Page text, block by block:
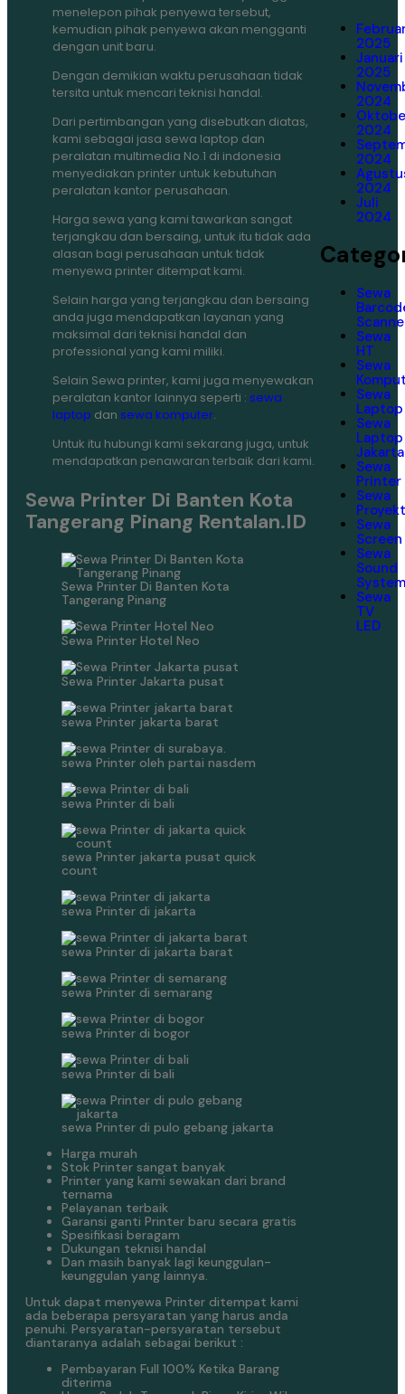
menelepon pihak penyewa tersebut,
kemudian pihak penyewa akan mengganti
dengan unit baru.
Dengan demikian waktu perusahaan tidak
tersita untuk mencari teknisi handal.
Dari pertimbangan yang disebutkan diatas,
kami sebagai jasa sewa laptop dan
peralatan multimedia No.1 di indonesia
menyediakan printer untuk kebutuhan
peralatan kantor perusahaan.
Harga sewa yang kami tawarkan sangat
terjangkau dan bersaing, untuk itu tidak ada
alasan bagi perusahaan untuk tidak
menyewa printer ditempat kami.
Selain harga yang terjangkau dan bersaing
anda juga mendapatkan layanan yang
maksimal dari teknisi handal dan
professional yang kami miliki.
Selain Sewa printer, kami juga menyewakan
peralatan kantor lainnya seperti : sewa
laptop dan sewa komputer.
Untuk itu hubungi kami sekarang juga, untuk
mendapatkan penawaran terbaik dari kami.
Sewa Printer Di Banten Kota
Tangerang Pinang Rentalan.ID
Sewa Printer Di Banten Kota
Tangerang Pinang
Sewa Printer Hotel Neo
Sewa Printer Jakarta pusat
sewa Printer jakarta barat
sewa Printer oleh partai nasdem
sewa Printer di bali
sewa Printer jakarta pusat quick
count
sewa Printer di jakarta
sewa Printer di jakarta barat
sewa Printer di semarang
sewa Printer di bogor
sewa Printer di bali
sewa Printer di pulo gebang jakarta
Harga murah
Stok Printer sangat banyak
Printer yang kami sewakan dari brand
ternama
Pelayanan terbaik
Garansi ganti Printer baru secara gratis
Spesifikasi beragam
Dukungan teknisi handal
Dan masih banyak lagi keunggulan-
keunggulan yang lainnya.
Untuk dapat menyewa Printer ditempat kami
ada beberapa persyaratan yang harus anda
penuhi. Persyaratan-persyaratan tersebut
diantaranya adalah sebagai berikut :
Pembayaran Full 100% Ketika Barang
diterima
2025
Januari
2025
2024
2024
2024
2024
Juli
2024
Sewa
Sewa
HT
Sewa
Sewa
Laptop
Sewa
Laptop
Jakarta
Sewa
Printer
Sewa
Sewa
Screen
Sewa
Sound
System
Sewa
TV
LED